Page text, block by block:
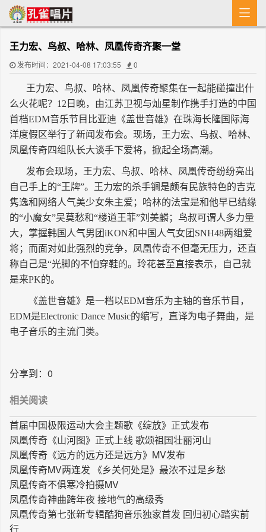
首 页
MV
新闻
艺人介绍
专辑

王力宏、鸟叔、哈林、凤凰传奇齐聚一堂
发布时间：2021-04-08 17:03:55 0
王力宏、鸟叔、哈林、凤凰传奇聚集在一起能碰撞出什
么火花呢？12日晚，由江苏卫视与灿星制作携手打造的中国
首档EDM音乐节目比亚迪《盖世音雄》在珠海长隆国际海
洋度假区举行了新闻发布会。现场，王力宏、鸟叔、哈林、
凤凰传奇四组队长大谈手下爱将，掀起全场高潮。
发布会现场，王力宏、鸟叔、哈林、凤凰传奇纷纷亮出
自己手上的“王牌”。王力宏的杀手锏是颇有民族特色的吉克
隽逸和网络人气美少女朱主爱；哈林的法宝是和他早已结缘
的“小魔女”吴莫愁和“楼道王菲”刘美麟；鸟叔可谓人多力量
大，掌握韩国人气男团iKON和中国人气女团SNH48两组爱
将；而面对如此强烈的竞争，凤凰传奇不但毫无压力，还直
称自己是“光脚的不怕穿鞋的。玲花甚至直接表示，自己就
是来PK的。
《盖世音雄》是一档以EDM音乐为主轴的音乐节目，
EDM是Electronic Dance Music的缩写，直译为电子舞曲，是
电子音乐的主流门类。
分享到： 0
相关阅读
首届中国极限运动大会主题歌《绽放》正式发布
凤凰传奇《山河图》正式上线 歌颂祖国壮丽河山
凤凰传奇《远方的远方还是远方》MV发布
凤凰传奇MV两连发 《乡关何处是》最浓不过是乡愁
凤凰传奇不俱寒冷拍摄MV
凤凰传奇神曲跨年夜 接地气的高级秀
凤凰传奇第七张新专辑酷狗音乐独家首发 回归初心踏实前
行